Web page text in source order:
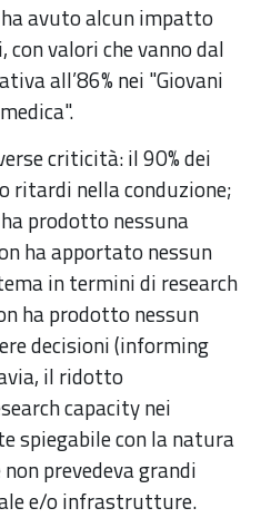
avuto alcun impatto
valori che vanno dal
all’86% nei "Giovani
criticità: il 90% dei
ritardi nella conduzione;
prodotto nessuna
ha apportato nessun
in termini di research
ha prodotto nessun
decisioni (informing
il ridotto
capacity nei
spiegabile con la natura
prevedeva grandi
e/o infrastrutture.